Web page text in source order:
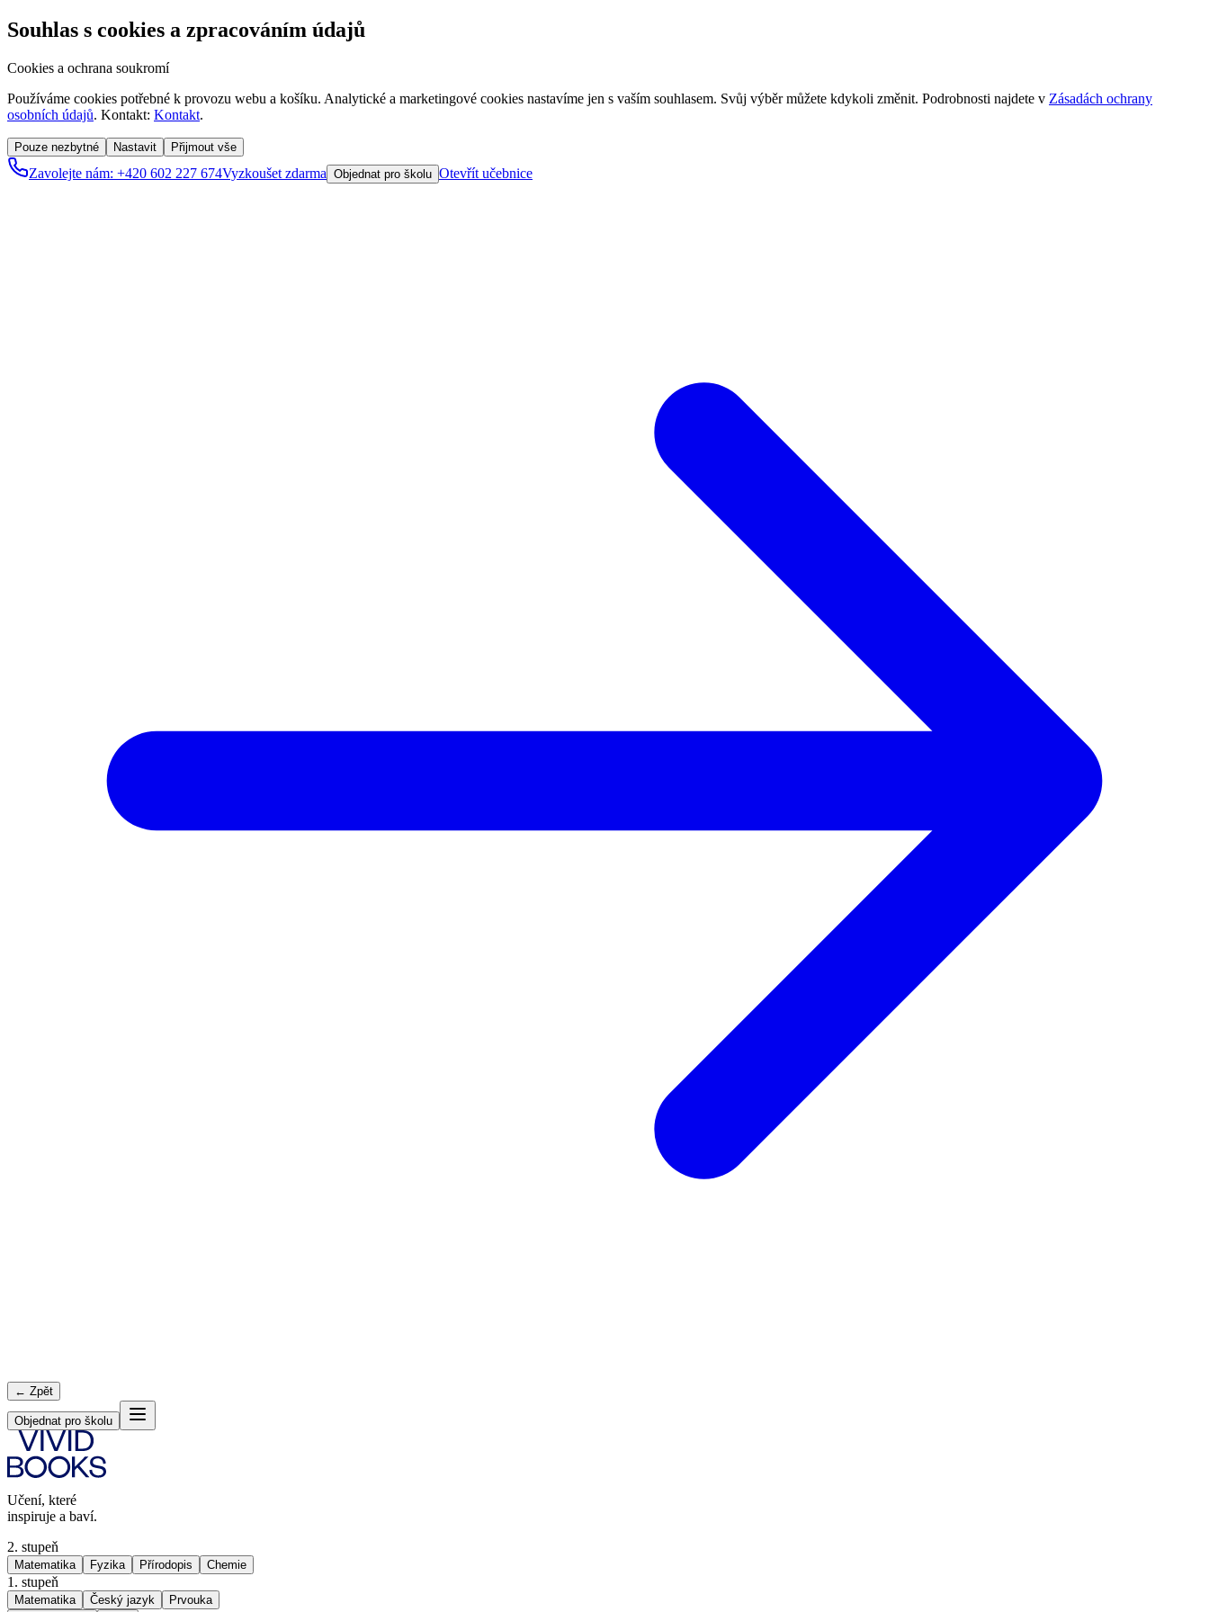
Souhlas s cookies a zpracováním údajů
Cookies a ochrana soukromí
Používáme cookies potřebné k provozu webu a košíku. Analytické a marketingové cookies nastavíme jen s vaším souhlasem. Svůj výběr můžete kdykoli změnit. Podrobnosti najdete v Zásadách ochrany
osobních údajů. Kontakt: Kontakt.
Pouze nezbytné Nastavit Přijmout vše
Zavolejte nám: +420 602 227 674Vyzkoušet zdarma Objednat pro školu Otevřít učebnice
← Zpět
Objednat pro školu
Učení, které
inspiruje a baví.
2. stupeň
Matematika Fyzika Přírodopis Chemie
1. stupeň
Matematika Český jazyk Prvouka